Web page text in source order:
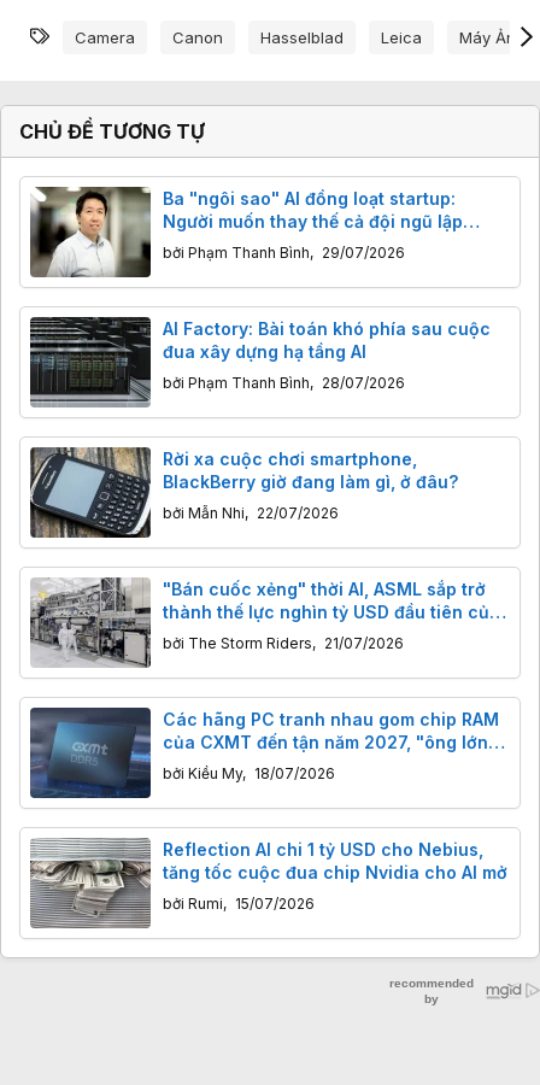
Từ khóa
Camera Canon Hasselblad Leica Máy Ảnh
CHỦ ĐỀ TƯƠNG TỰ
Ba "ngôi sao" AI đồng loạt startup:
Người muốn thay thế cả đội ngũ lập
trình, người muốn thay đổi giáo dục,
người dạy AI hiểu thế giới thực
bởi Phạm Thanh Bình, 29/07/2026
AI Factory: Bài toán khó phía sau cuộc
đua xây dựng hạ tầng AI
bởi Phạm Thanh Bình, 28/07/2026
Rời xa cuộc chơi smartphone,
BlackBerry giờ đang làm gì, ở đâu?
bởi Mẫn Nhi, 22/07/2026
"Bán cuốc xẻng" thời AI, ASML sắp trở
thành thế lực nghìn tỷ USD đầu tiên của
châu Âu?
bởi The Storm Riders, 21/07/2026
Các hãng PC tranh nhau gom chip RAM
của CXMT đến tận năm 2027, "ông lớn"
Apple cũng nhảy vào
bởi Kiều My, 18/07/2026
Reflection AI chi 1 tỷ USD cho Nebius,
tăng tốc cuộc đua chip Nvidia cho AI mở
bởi Rumi, 15/07/2026